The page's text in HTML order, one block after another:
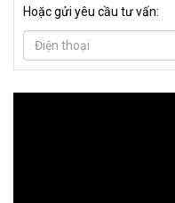
Hoặc gửi yêu cầu tư vấn: